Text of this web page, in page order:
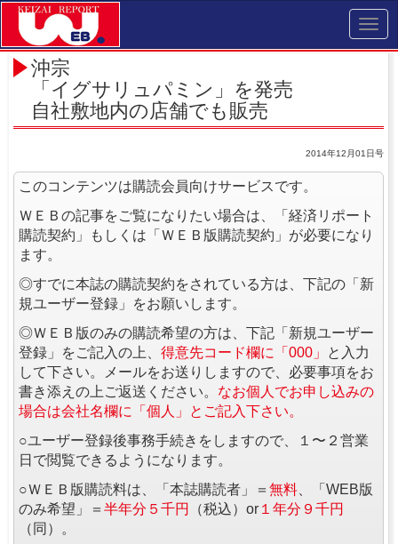
沖宗
「イグサリュパミン」を発売
自社敷地内の店舗でも販売
2014年12月01日号
このコンテンツは購読会員向けサービスです。
ＷＥＢの記事をご覧になりたい場合は、「経済リポート
購読契約」もしくは「ＷＥＢ版購読契約」が必要になり
ます。
◎すでに本誌の購読契約をされている方は、下記の「新
規ユーザー登録」をお願いします。
◎ＷＥＢ版のみの購読希望の方は、下記「新規ユーザー
登録」をご記入の上、 得意先コード欄に「000」
と入力
して下さい。メールをお送りしますので、必要事項をお
書き添えの上ご返送ください。 なお個人でお申し込みの
場合は会社名欄に「個人」とご記入下さい。
○ユーザー登録後事務手続きをしますので、１〜２営業
日で閲覧できるようになります。
○ＷＥＢ版購読料は、「本誌購読者」＝ 無料 、「WEB版
のみ希望」＝ 半年分５千円 （税込）or １年分９千円
（同）。